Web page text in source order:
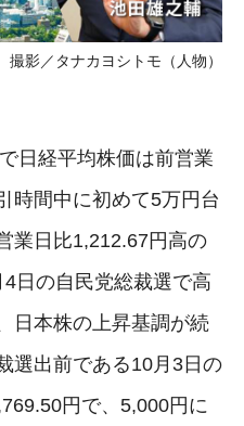
撮影／タナカヨシトモ（人物）
日経平均株価は前営業
時間中に初めて5万円台
業日比1,212.67円高の
日の自民党総裁選で高
日本株の上昇基調が続
選出前である10月3日の
円で、5,000円に